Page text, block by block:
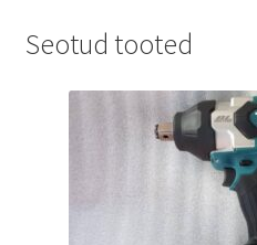
Seotud tooted